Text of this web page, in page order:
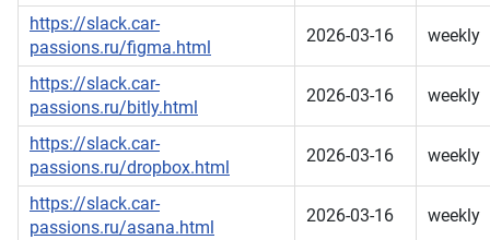
https://slack.car-
passions.ru/figma.html
2026-03-16 weekly
https://slack.car-
passions.ru/bitly.html
2026-03-16 weekly
https://slack.car-
passions.ru/dropbox.html
2026-03-16 weekly
https://slack.car-
passions.ru/asana.html
2026-03-16 weekly